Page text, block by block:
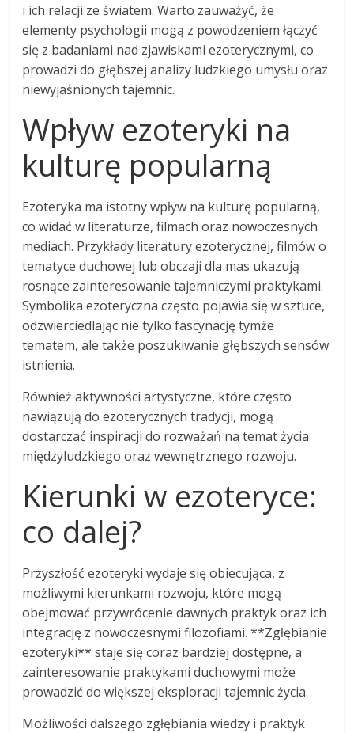
i ich relacji ze światem. Warto zauważyć, że
elementy psychologii mogą z powodzeniem łączyć
się z badaniami nad zjawiskami ezoterycznymi, co
prowadzi do głębszej analizy ludzkiego umysłu oraz
niewyjaśnionych tajemnic.
Wpływ ezoteryki na
kulturę popularną
Ezoteryka ma istotny wpływ na kulturę popularną,
co widać w literaturze, filmach oraz nowoczesnych
mediach. Przykłady literatury ezoterycznej, filmów o
tematyce duchowej lub obczaji dla mas ukazują
rosnące zainteresowanie tajemniczymi praktykami.
Symbolika ezoteryczna często pojawia się w sztuce,
odzwierciedlając nie tylko fascynację tymże
tematem, ale także poszukiwanie głębszych sensów
istnienia.
Również aktywności artystyczne, które często
nawiązują do ezoterycznych tradycji, mogą
dostarczać inspiracji do rozważań na temat życia
międzyludzkiego oraz wewnętrznego rozwoju.
Kierunki w ezoteryce:
co dalej?
Przyszłość ezoteryki wydaje się obiecująca, z
możliwymi kierunkami rozwoju, które mogą
obejmować przywrócenie dawnych praktyk oraz ich
integrację z nowoczesnymi filozofiami. **Zgłębianie
ezoteryki** staje się coraz bardziej dostępne, a
zainteresowanie praktykami duchowymi może
prowadzić do większej eksploracji tajemnic życia.
Możliwości dalszego zgłębiania wiedzy i praktyk